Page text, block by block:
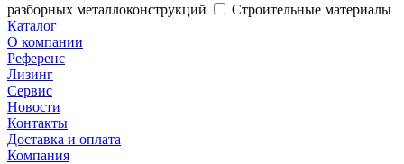
разборных металлоконструкций
Строительные материалы
Каталог
О компании
Референс
Лизинг
Сервис
Новости
Контакты
Доставка и оплата
Компания